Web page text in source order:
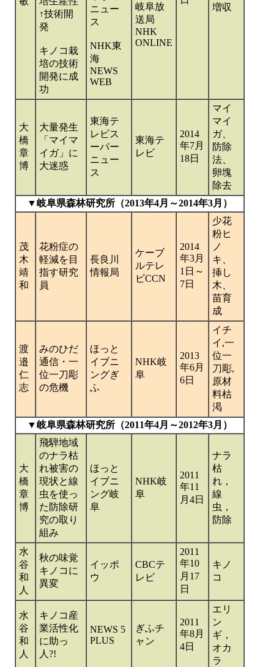
↑技術開
発
キノコ栽
培の技術
開発に成
功
ニュー
ス
NHK東
海
NEWS
WEB
岐阜放
送局
NHK
ONLINE
増収
大
橋
章
博
大量発生
「マイマ
イガ」に
大迷惑
東海テ
レビス
ーパー
ニュー
ス
東海テ
レビ
2014
年7月
18日
マイ
マイ
ガ、
防除
法、
卵塊
除去
▼岐阜県森林研究所（2013年4月～2014年3月）
茂
木
靖
和
花粉症の
軽減を目
指す研究
員
長良川
情報局
ケーブ
ルテレ
ビCCN
2014
年3月
1日～
7日
少花
粉ヒ
ノ
キ、
挿し
木、
苗育
成
渡
邉
仁
志
みのひだ
通信・一
位一刀彫
の危機
ほっと
イブニ
ングぎ
ふ
NHK岐
阜
2013
年6月
6日
イチ
イ,一
位一
刀彫,
原材
料枯
渇
▼岐阜県森林研究所（2011年4月～2012年3月）
大
橋
章
博
飛騨地域
のナラ枯
れ被害の
現状と線
虫を使っ
た防除研
究の取り
組み
ほっと
イブニ
ング岐
阜
NHK岐
阜
2011
年11
月4日
ナラ
枯
れ，
線
虫，
防除
水
谷
和
人
秋の味覚
キノコに
異変
イッポ
ウ
CBCテ
レビ
2011
年10
月17
日
キノ
コ
水
谷
和
人
キノコ産
業活性化
に助っ
人?!
NEWS 5
PLUS
ぎふチ
ャン
2011
年8月
4日
エリ
ン
ギ，
オカ
ラ